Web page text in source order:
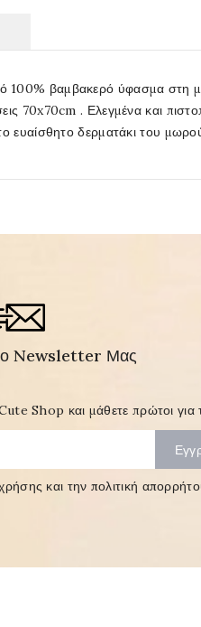
100% βαμβακερό ύφασμα στη
70x70cm . Ελεγμένα και
ευαίσθητο δερματάκι του
Newsletter Μας
και μάθετε πρώτοι για
και την πολιτική